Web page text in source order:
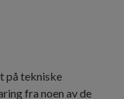
på tekniske
fra noen av de